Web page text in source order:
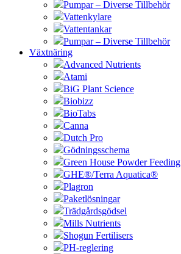
Pumpar – Diverse Tillbehör
Vattenkylare
Vattentankar
Pumpar – Diverse Tillbehör
Växtnäring
Advanced Nutrients
Atami
BiG Plant Science
Biobizz
BioTabs
Canna
Dutch Pro
Gödningsschema
Green House Powder Feeding
GHE®/Terra Aquatica®
Plagron
Paketlösningar
Trädgårdsgödsel
Mills Nutrients
Shogun Fertilisers
PH-reglering